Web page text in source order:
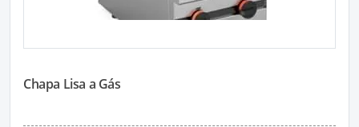
Chapa Lisa a Gás